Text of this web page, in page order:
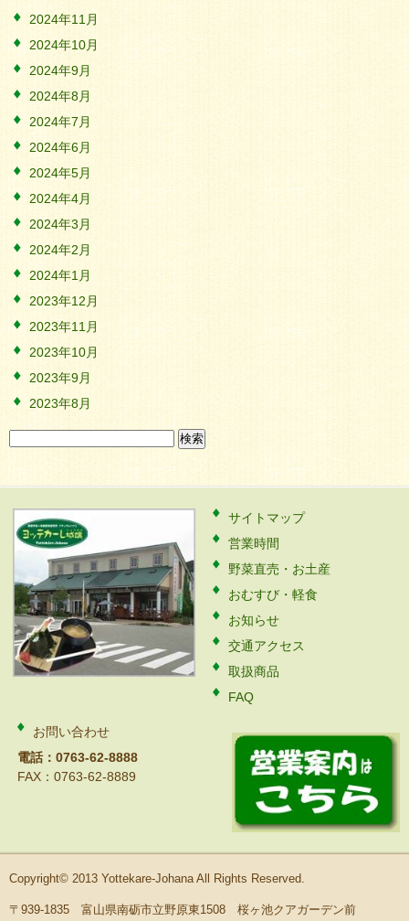
2024年11月
2024年10月
2024年9月
2024年8月
2024年7月
2024年6月
2024年5月
2024年4月
2024年3月
2024年2月
2024年1月
2023年12月
2023年11月
2023年10月
2023年9月
2023年8月
索:
サイトマップ
営業時間
野菜直売・お土産
おむすび・軽食
お知らせ
交通アクセス
取扱商品
FAQ
お問い合わせ
電話：0763-62-8888
FAX：0763-62-8889
Copyright© 2013 Yottekare-Johana All Rights Reserved.
〒939-1835 富山県南砺市立野原東1508 桜ヶ池クアガーデン前